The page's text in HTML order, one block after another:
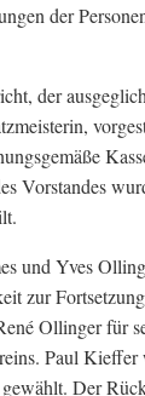
der
der
Vorstandes
und Yves
zur
Ollinger für
Paul
Der